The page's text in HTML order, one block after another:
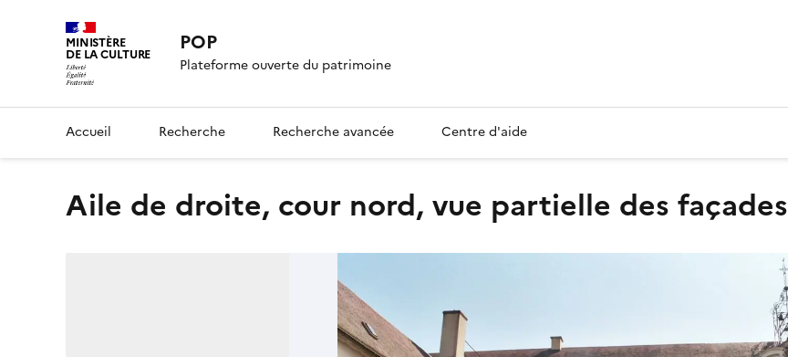
MINISTÈRE
DE LA CULTURE POP
Plateforme ouverte du patrimoine
Accueil Recherche Recherche avancée Centre d'aide
aile de droite, cour nord, vue partielle des façades